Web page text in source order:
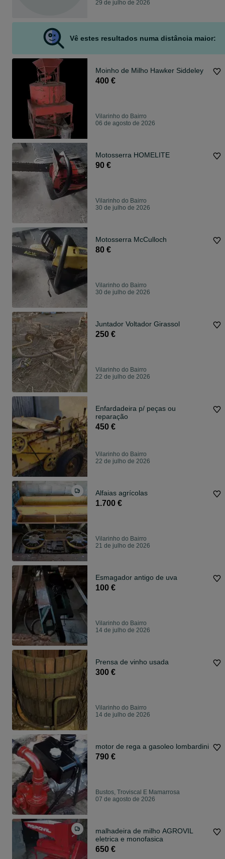
29 de julho de 2026
Vê estes resultados numa distância maior:
Moinho de Milho Hawker Siddeley
400 €
Vilarinho do Bairro
06 de agosto de 2026
Motosserra HOMELITE
90 €
Vilarinho do Bairro
30 de julho de 2026
Motosserra McCulloch
80 €
Vilarinho do Bairro
30 de julho de 2026
Juntador Voltador Girassol
250 €
Vilarinho do Bairro
22 de julho de 2026
Enfardadeira p/ peças ou
reparação
450 €
Vilarinho do Bairro
22 de julho de 2026
Alfaias agrícolas
1.700 €
Vilarinho do Bairro
21 de julho de 2026
Esmagador antigo de uva
100 €
Vilarinho do Bairro
14 de julho de 2026
Prensa de vinho usada
300 €
Vilarinho do Bairro
14 de julho de 2026
motor de rega a gasoleo lombardini
790 €
Bustos, Troviscal E Mamarrosa
07 de agosto de 2026
malhadeira de milho AGROVIL
eletrica e monofasica
650 €